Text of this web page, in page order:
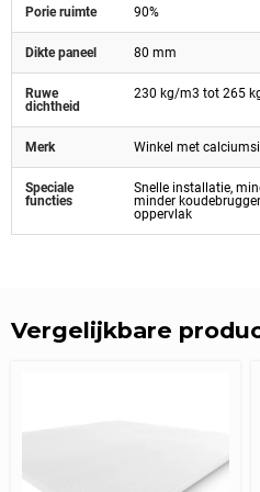
Porie ruimte 90%
Dikte paneel 80 mm
Ruwe
dichtheid
230 kg/m3 tot 265
Merk Winkel met
Speciale
functies
Snelle installatie,
minder
oppervlak
Vergelijkbare